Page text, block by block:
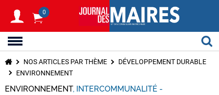
0
NOS ARTICLES PAR THÈME
DÉVELOPPEMENT DURABLE
ENVIRONNEMENT
ENVIRONNEMENT INTERCOMMUNALITÉ -